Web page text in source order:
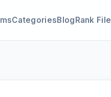
CategoriesBlogRank File